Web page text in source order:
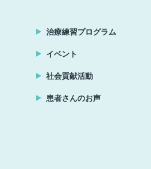
治療練習プログラム
イベント
社会貢献活動
患者さんのお声